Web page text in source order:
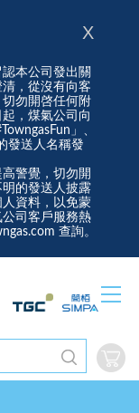
本公司發出關
，從沒有向客
勿開啓任何附
，煤氣公司向
」、
發送人名稱發
警覺，切勿開
的發送人披露
資料，以免蒙
司客戶服務熱
查詢。
X